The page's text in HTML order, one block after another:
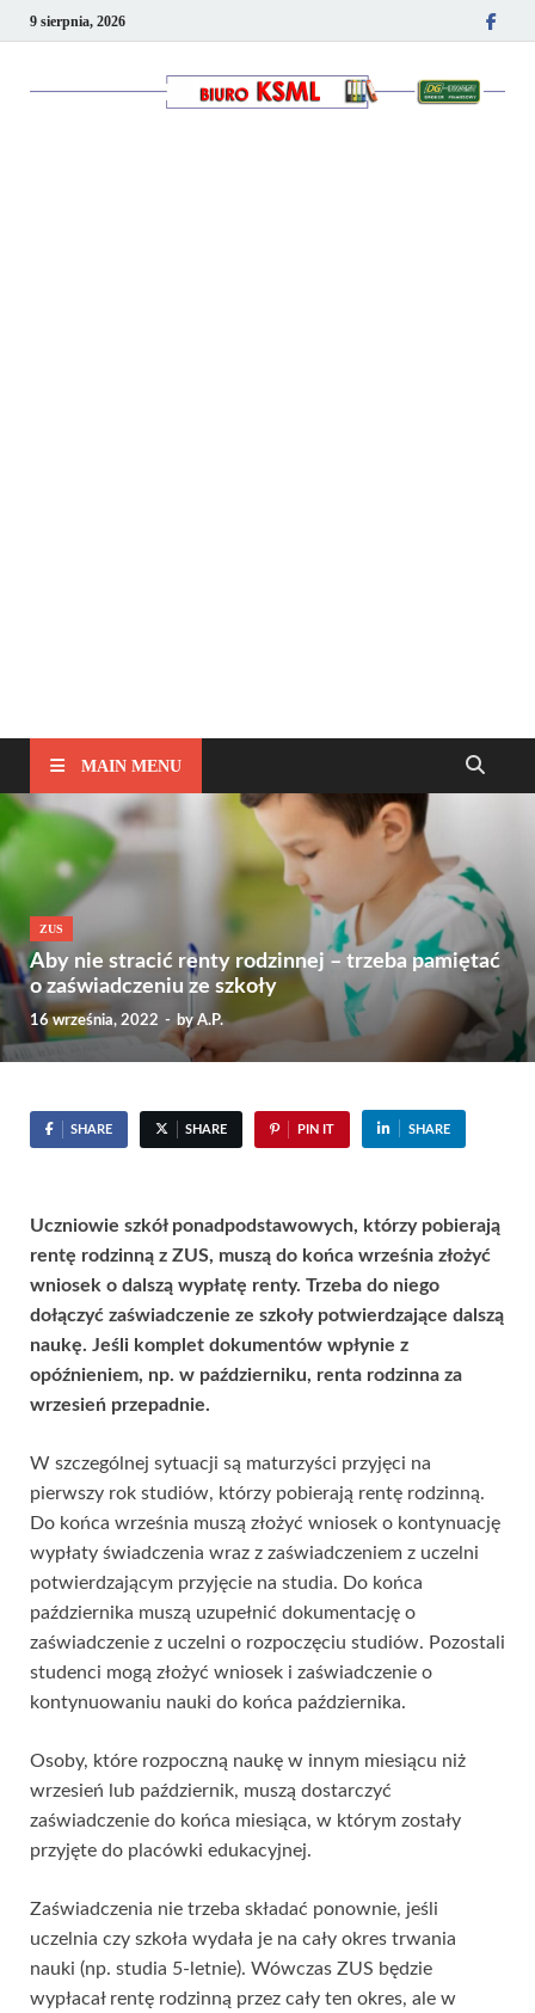
9 sierpnia, 2026
MAIN MENU
ZUS
Aby nie stracić renty rodzinnej – trzeba pamiętać
o zaświadczeniu ze szkoły
16 września, 2022 - byA.P.
SHARE SHARE PIN IT SHARE
Uczniowie szkół ponadpodstawowych, którzy pobierają
rentę rodzinną z ZUS, muszą do końca września złożyć
wniosek o dalszą wypłatę renty. Trzeba do niego
dołączyć zaświadczenie ze szkoły potwierdzające dalszą
naukę. Jeśli komplet dokumentów wpłynie z
opóźnieniem, np. w październiku, renta rodzinna za
wrzesień przepadnie.
W szczególnej sytuacji są maturzyści przyjęci na
pierwszy rok studiów, którzy pobierają rentę rodzinną.
Do końca września muszą złożyć wniosek o kontynuację
wypłaty świadczenia wraz z zaświadczeniem z uczelni
potwierdzającym przyjęcie na studia. Do końca
października muszą uzupełnić dokumentację o
zaświadczenie z uczelni o rozpoczęciu studiów. Pozostali
studenci mogą złożyć wniosek i zaświadczenie o
kontynuowaniu nauki do końca października.
Osoby, które rozpoczną naukę w innym miesiącu niż
wrzesień lub październik, muszą dostarczyć
zaświadczenie do końca miesiąca, w którym zostały
przyjęte do placówki edukacyjnej.
Zaświadczenia nie trzeba składać ponownie, jeśli
uczelnia czy szkoła wydała je na cały okres trwania
nauki (np. studia 5-letnie). Wówczas ZUS będzie
wypłacał rentę rodzinną przez cały ten okres, ale w